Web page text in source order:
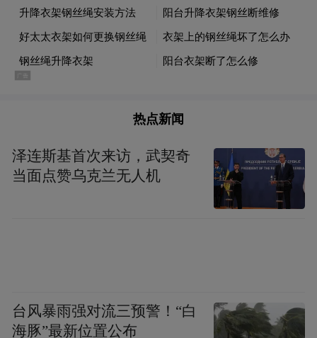
热点新闻
泽连斯基首次来访，武契奇
当面点赞乌克兰无人机
台风暴雨强对流三预警！“白
海豚”最新位置公布